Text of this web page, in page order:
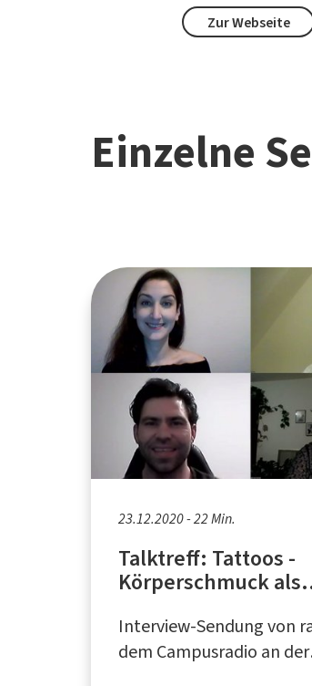
Zur Webseite
Einzelne
23.12.2020 - 22 Min.
Talktreff: Tattoos -
Körperschmuck als
Interview-Sendung von
dem Campusradio an der